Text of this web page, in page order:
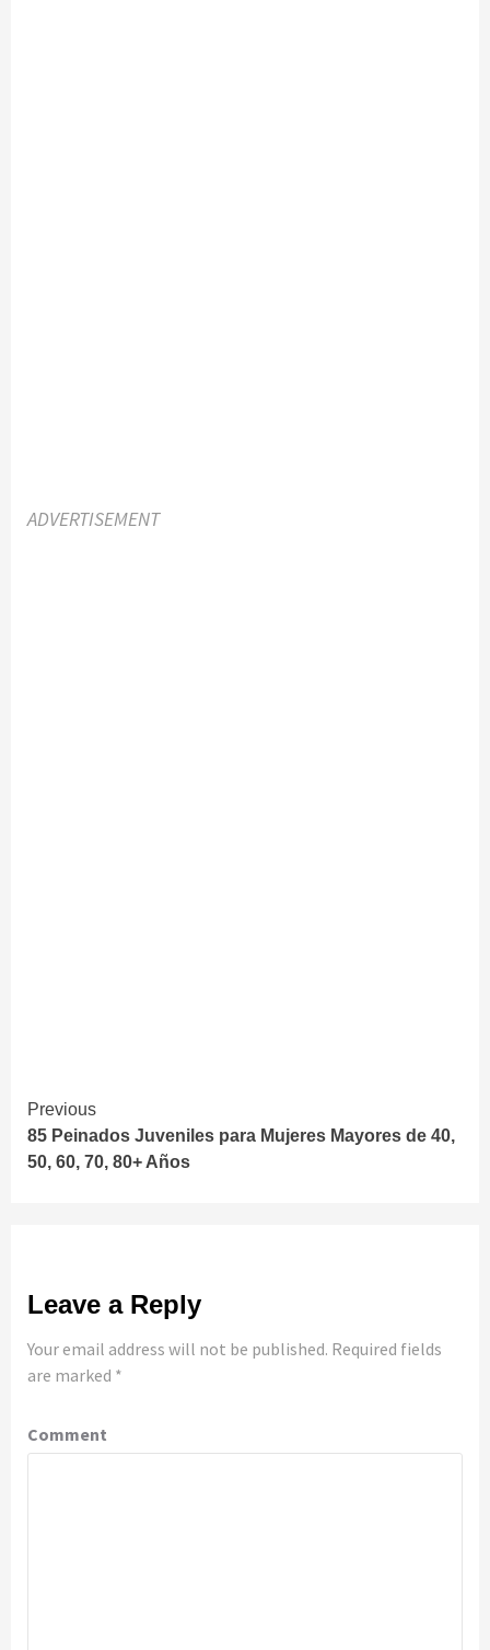
ADVERTISEMENT
Continue
Reading
Previous
85 Peinados Juveniles para Mujeres Mayores de 40,
50, 60, 70, 80+ Años
Leave a Reply
Your email address will not be published. Required fields
are marked *
Comment